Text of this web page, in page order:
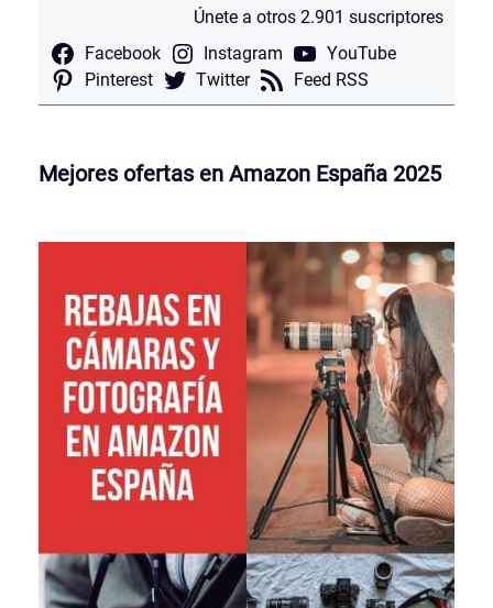
Únete a otros 2.901 suscriptores
Facebook Instagram
YouTube
Pinterest
Twitter Feed RSS
Mejores ofertas en Amazon España 2025